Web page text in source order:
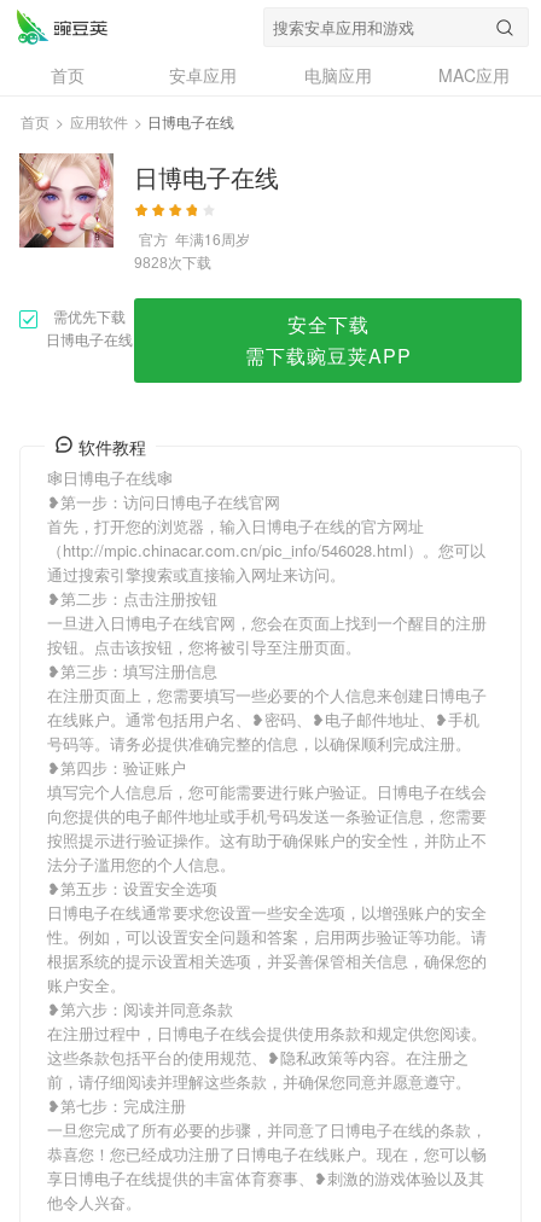
首页 安卓应用 电脑应用
MAC应用
资讯
专题
问答
首页 > 应用软件 > 日博电子在线
日博电子在线
官方 年满16周岁
9828次下载
需优先下载
日博电子在线
安全下载
需下载豌豆荚APP
软件教程
🕸日博电子在线🕸
❥第一步：访问日博电子在线官网
首先，打开您的浏览器，输入日博电子在线的官方网址
（http://mpic.chinacar.com.cn/pic_info/546028.html）。您可以
通过搜索引擎搜索或直接输入网址来访问。
❥第二步：点击注册按钮
一旦进入日博电子在线官网，您会在页面上找到一个醒目的注册
按钮。点击该按钮，您将被引导至注册页面。
❥第三步：填写注册信息
在注册页面上，您需要填写一些必要的个人信息来创建日博电子
在线账户。通常包括用户名、❥密码、❥电子邮件地址、❥手机
号码等。请务必提供准确完整的信息，以确保顺利完成注册。
❥第四步：验证账户
填写完个人信息后，您可能需要进行账户验证。日博电子在线会
向您提供的电子邮件地址或手机号码发送一条验证信息，您需要
按照提示进行验证操作。这有助于确保账户的安全性，并防止不
法分子滥用您的个人信息。
❥第五步：设置安全选项
日博电子在线通常要求您设置一些安全选项，以增强账户的安全
性。例如，可以设置安全问题和答案，启用两步验证等功能。请
根据系统的提示设置相关选项，并妥善保管相关信息，确保您的
账户安全。
❥第六步：阅读并同意条款
在注册过程中，日博电子在线会提供使用条款和规定供您阅读。
这些条款包括平台的使用规范、❥隐私政策等内容。在注册之
前，请仔细阅读并理解这些条款，并确保您同意并愿意遵守。
❥第七步：完成注册
一旦您完成了所有必要的步骤，并同意了日博电子在线的条款，
恭喜您！您已经成功注册了日博电子在线账户。现在，您可以畅
享日博电子在线提供的丰富体育赛事、❥刺激的游戏体验以及其
他令人兴奋。